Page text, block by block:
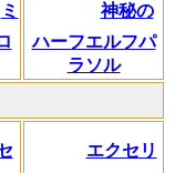
ミ
神秘の
ハーフエルフパ
ラソル
エクセリ